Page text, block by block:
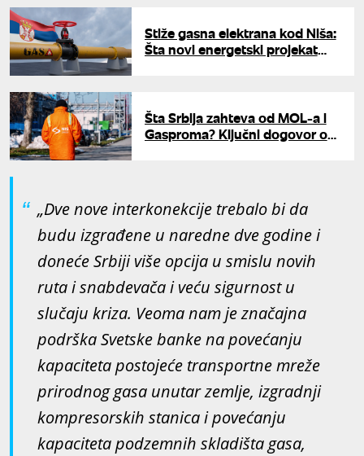
Stiže gasna elektrana kod Niša:
Šta novi energetski projekat
Šta Srbija zahteva od MOL-a i
Gasproma? Ključni dogovor o
„Dve nove interkonekcije trebalo bi da
budu izgrađene u naredne dve godine i
doneće Srbiji više opcija u smislu novih
ruta i snabdevača i veću sigurnost u
slučaju kriza. Veoma nam je značajna
podrška Svetske banke na povećanju
kapaciteta postojeće transportne mreže
prirodnog gasa unutar zemlje, izgradnji
kompresorskih stanica i povećanju
kapaciteta podzemnih skladišta gasa,